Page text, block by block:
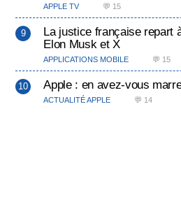
APPLE TV 💬 15
La justice française repart
Elon Musk et X
APPLICATIONS MOBILE 💬 15
Apple : en avez-vous
ACTUALITÉ APPLE 💬 14